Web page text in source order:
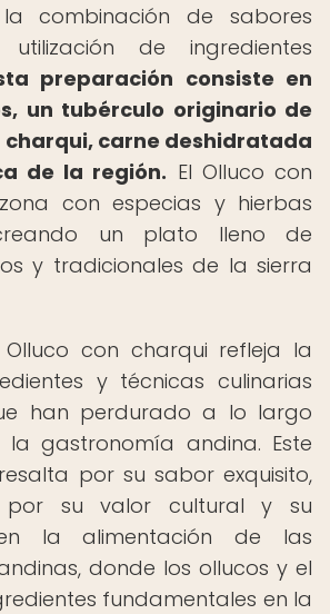
combinación de sabores
de ingredientes
preparación consiste en
un tubérculo originario de
charqui, carne deshidratada
de la región. El Olluco con
con especias y hierbas
un plato lleno de
y tradicionales de la sierra
con charqui refleja la
y técnicas culinarias
han perdurado a lo largo
gastronomía andina. Este
por su sabor exquisito,
por su valor cultural y su
la alimentación de las
donde los ollucos y el
fundamentales en la